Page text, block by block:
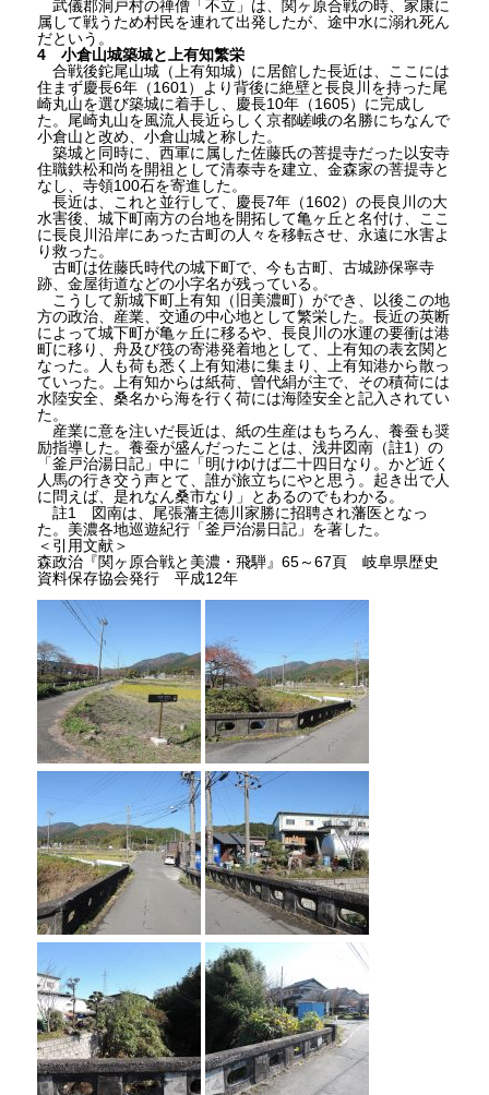
武儀郡洞戸村の禅僧「不立」は、関ヶ原合戦の時、家康に
属して戦うため村民を連れて出発したが、途中水に溺れ死ん
だという。
4 小倉山城築城と上有知繁栄
合戦後鉈尾山城（上有知城）に居館した長近は、ここには
住まず慶長6年（1601）より背後に絶壁と長良川を持った尾
崎丸山を選び築城に着手し、慶長10年（1605）に完成し
た。尾崎丸山を風流人長近らしく京都嵯峨の名勝にちなんで
小倉山と改め、小倉山城と称した。
築城と同時に、西軍に属した佐藤氏の菩提寺だった以安寺
住職鉄松和尚を開祖として清泰寺を建立、金森家の菩提寺と
なし、寺領100石を寄進した。
長近は、これと並行して、慶長7年（1602）の長良川の大
水害後、城下町南方の台地を開拓して亀ヶ丘と名付け、ここ
に長良川沿岸にあった古町の人々を移転させ、永遠に水害よ
り救った。
古町は佐藤氏時代の城下町で、今も古町、古城跡保寧寺
跡、金屋街道などの小字名が残っている。
こうして新城下町上有知（旧美濃町）ができ、以後この地
方の政治、産業、交通の中心地として繁栄した。長近の英断
によって城下町が亀ヶ丘に移るや、長良川の水運の要衝は港
町に移り、舟及び筏の寄港発着地として、上有知の表玄関と
なった。人も荷も悉く上有知港に集まり、上有知港から散っ
ていった。上有知からは紙荷、曽代絹が主で、その積荷には
水陸安全、桑名から海を行く荷には海陸安全と記入されてい
た。
産業に意を注いだ長近は、紙の生産はもちろん、養蚕も奨
励指導した。養蚕が盛んだったことは、浅井図南（註1）の
「釜戸治湯日記」中に「明けゆけば二十四日なり。かど近く
人馬の行き交う声とて、誰が旅立ちにやと思う。起き出で人
に問えば、是れなん桑市なり」とあるのでもわかる。
註1 図南は、尾張藩主徳川家勝に招聘され藩医となっ
た。美濃各地巡遊紀行「釜戸治湯日記」を著した。
＜引用文献＞
森政治『関ヶ原合戦と美濃・飛騨』65～67頁 岐阜県歴史
資料保存協会発行 平成12年